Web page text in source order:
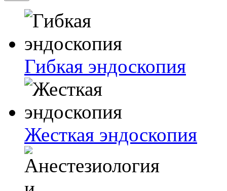
Гибкая эндоскопия
Жесткая эндоскопия